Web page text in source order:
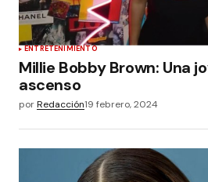
ENTRETENIMIENTO
Millie Bobby Brown: Una
ascenso
porRedacción19 febrero, 2024